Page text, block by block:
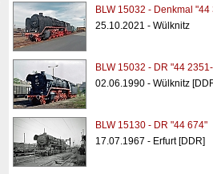
BLW 15032 - Denkmal "44
25.10.2021 - Wülknitz
BLW 15032 - DR "44
02.06.1990 - Wülknitz
BLW 15130 - DR "44 674"
17.07.1967 - Erfurt [DDR]